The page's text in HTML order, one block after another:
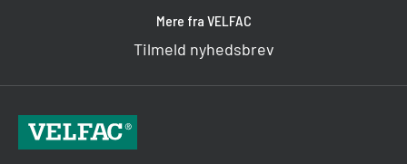
Mere fra VELFAC
Tilmeld nyhedsbrev